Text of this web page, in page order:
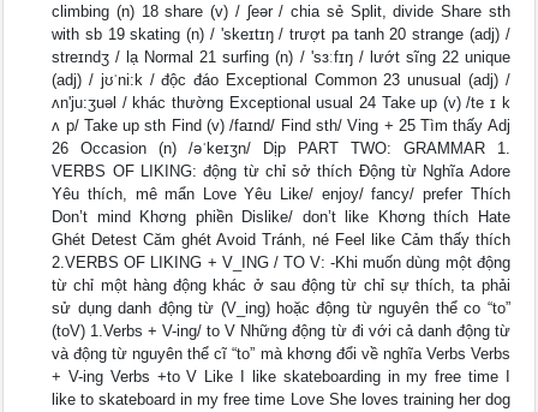
climbing (n) 18 share (v) / ʃeər / chia sẻ Split, divide Share sth
with sb 19 skating (n) / 'skeɪtɪŋ / trượt pa tanh 20 strange (adj) /
streɪndʒ / lạ Normal 21 surfing (n) / 'sɜːfɪŋ / lướt sĩng 22 unique
(adj) / jʊˈni:k / độc đáo Exceptional Common 23 unusual (adj) /
ʌn'ju:ʒuəl / khác thường Exceptional usual 24 Take up (v) /te ɪ k
ʌ p/ Take up sth Find (v) /faɪnd/ Find sth/ Ving + 25 Tìm thấy Adj
26 Occasion (n) /əˈkeɪʒn/ Dịp PART TWO: GRAMMAR 1.
VERBS OF LIKING: động từ chỉ sở thích Động từ Nghĩa Adore
Yêu thích, mê mẩn Love Yêu Like/ enjoy/ fancy/ prefer Thích
Don’t mind Khơng phiền Dislike/ don’t like Khơng thích Hate
Ghét Detest Căm ghét Avoid Tránh, né Feel like Cảm thấy thích
2.VERBS OF LIKING + V_ING / TO V: -Khi muốn dùng một động
từ chỉ một hàng động khác ở sau động từ chỉ sự thích, ta phải
sử dụng danh động từ (V_ing) hoặc động từ nguyên thể co “to”
(toV) 1.Verbs + V-ing/ to V Những động từ đi với cả danh động từ
và động từ nguyên thể cĩ “to” mà khơng đổi về nghĩa Verbs Verbs
+ V-ing Verbs +to V Like I like skateboarding in my free time I
like to skateboard in my free time Love She loves training her dog